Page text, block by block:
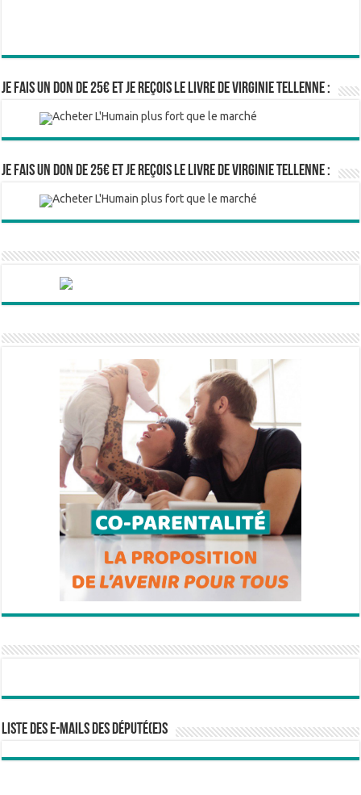
Je fais un don de 25€ et je reçois le livre de Virginie Tellenne :
Je fais un don de 25€ et je reçois le livre de Virginie Tellenne :
Liste des e-mails des député(e)s